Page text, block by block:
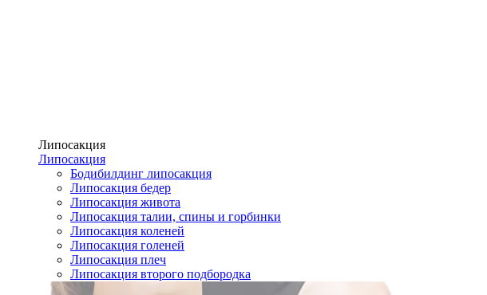
Липосакция
Липосакция
Бодибилдинг липосакция
Липосакция бедер
Липосакция живота
Липосакция талии, спины и горбинки
Липосакция коленей
Липосакция голеней
Липосакция плеч
Липосакция второго подбородка